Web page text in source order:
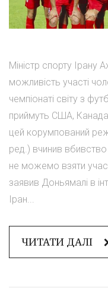
Міністр спорту Ірану
можливість участі
чемпіонаті світу з
приймуть США,
цей корумпований
ред.) вчинив
не можемо взяти
заявив Доньямалі в
Іран...
ЧИТАТИ ДАЛІ